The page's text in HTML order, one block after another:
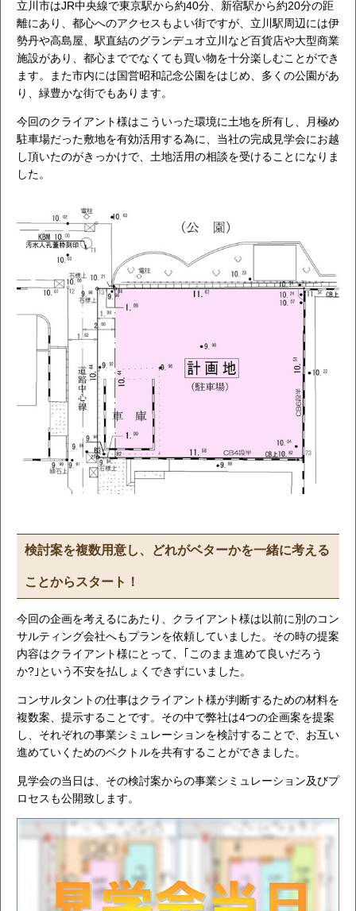
立川市はJR中央線で東京駅から約40分、新宿駅から約20分の距
離にあり、都心へのアクセスもよい街ですが、立川駅周辺には伊
勢丹や高島屋、駅直結のグランデュオ立川など百貨店や大型商業
施設があり、都心まででなくても買い物を十分楽しむことができ
ます。また市内には国営昭和記念公園をはじめ、多くの公園があ
り、緑豊かな街でもあります。
今回のクライアント様はこういった環境に土地を所有し、月極め
駐車場だった敷地を有効活用する為に、当社の完成見学会にお越
し頂いたのがきっかけで、土地活用の相談を受けることになりま
した。
検討案を複数用意し、どれがベターかを一緒に考える
ことからスタート！
今回の企画を考えるにあたり、クライアント様は以前に別のコン
サルティング会社へもプランを依頼していました。その時の提案
内容はクライアント様にとって、｢このまま進めて良いだろう
か?｣という不安を払しょくできずにいました。
コンサルタントの仕事はクライアント様が判断するための材料を
複数案、提示することです。その中で弊社は4つの企画案を提案
し、それぞれの事業シミュレーションを検討することで、お互い
進めていくためのベクトルを共有することができました。
見学会の当日は、その検討案からの事業シミュレーション及びプ
ロセスも公開致します。